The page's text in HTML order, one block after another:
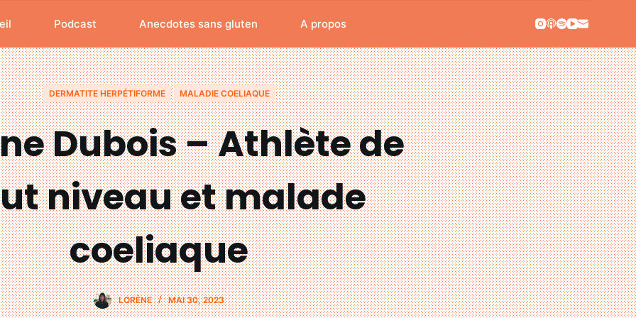
Podcast Anecdotes sans gluten A propos
DERMATITE HERPÉTIFORME MALADIE COELIAQUE
Dubois – Athlète de
niveau et malade
coeliaque
LORÈNE MAI 30, 2023